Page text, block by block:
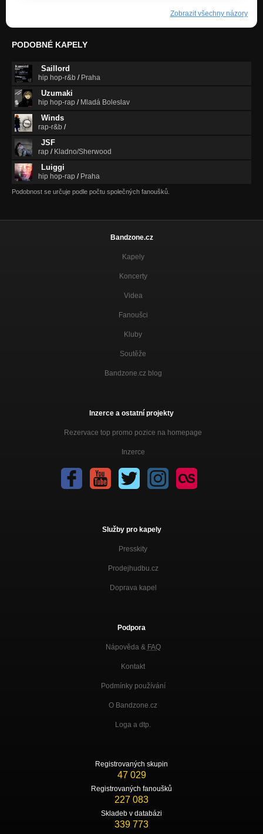
Zobrazit všechny názory
PODOBNÉ KAPELY
Saillord
hip hop-r&b / Praha
Uzumaki
hip hop-rap / Mladá Boleslav
Winds
rap-r&b /
JSF
rap / Kladno/Sherwood
Luiggi
hip hop-rap / Praha
Podobnost se určuje podle počtu společných fanoušků.
Bandzone.cz
Kapely
Koncerty
Videa
Fanoušci
Kluby
Soutěže
Bandzone.cz blog
Inzerce a ostatní projekty
Rezervace top promo pozice na homepage
Inzerce
Služby pro kapely
Presskity
Prodejhudbu.cz
Doprava kapel
Podpora
Nápověda & FAQ
Kontakt
Podmínky používání
O Bandzone.cz
Loga a dtp.
Registrovaných skupin
47 029
Registrovaných fanoušků
227 083
Skladeb v databázi
339 773